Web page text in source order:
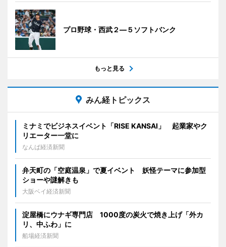
プロ野球・西武２―５ソフトバンク
もっと見る
みん経トピックス
ミナミでビジネスイベント「RISE KANSAI」 起業家やク
リエーター一堂に
なんば経済新聞
弁天町の「空庭温泉」で夏イベント 妖怪テーマに参加型
ショーや謎解きも
大阪ベイ経済新聞
淀屋橋にウナギ専門店 1000度の炭火で焼き上げ「外カ
リ、中ふわ」に
船場経済新聞